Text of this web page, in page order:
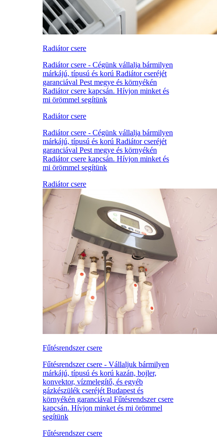
Radiátor csere
Radiátor csere - Cégünk vállalja bármilyen
márkájú, típusú és korú Radiátor cseréjét
garanciával Pest megye és környékén
Radiátor csere kapcsán. Hívjon minket és
mi örömmel segítünk
Radiátor csere
Radiátor csere - Cégünk vállalja bármilyen
márkájú, típusú és korú Radiátor cseréjét
garanciával Pest megye és környékén
Radiátor csere kapcsán. Hívjon minket és
mi örömmel segítünk
Radiátor csere
Fűtésrendszer csere
Fűtésrendszer csere - Vállaljuk bármilyen
márkájú, típusú és korú kazán, bojler,
konvektor, vízmelegítő, és egyéb
gázkészülék cseréjét Budapest és
környékén garanciával Fűtésrendszer csere
kapcsán. Hívjon minket és mi örömmel
segítünk
Fűtésrendszer csere